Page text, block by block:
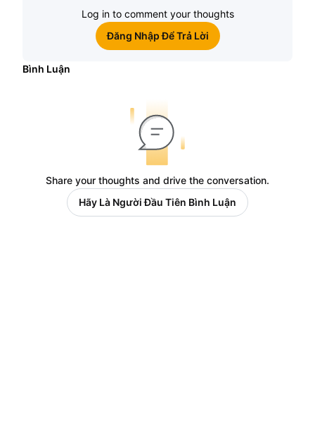
Log in to comment your thoughts
Đăng Nhập Để Trả Lời
Bình Luận
Share your thoughts and drive the conversation.
Hãy Là Người Đầu Tiên Bình Luận